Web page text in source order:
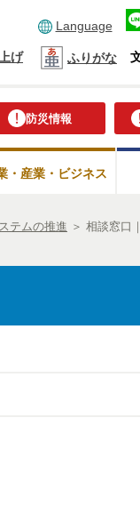
Language
げ ふりがな
防災情報
・産業・ビジネス
テムの推進 ＞ 相談窓口